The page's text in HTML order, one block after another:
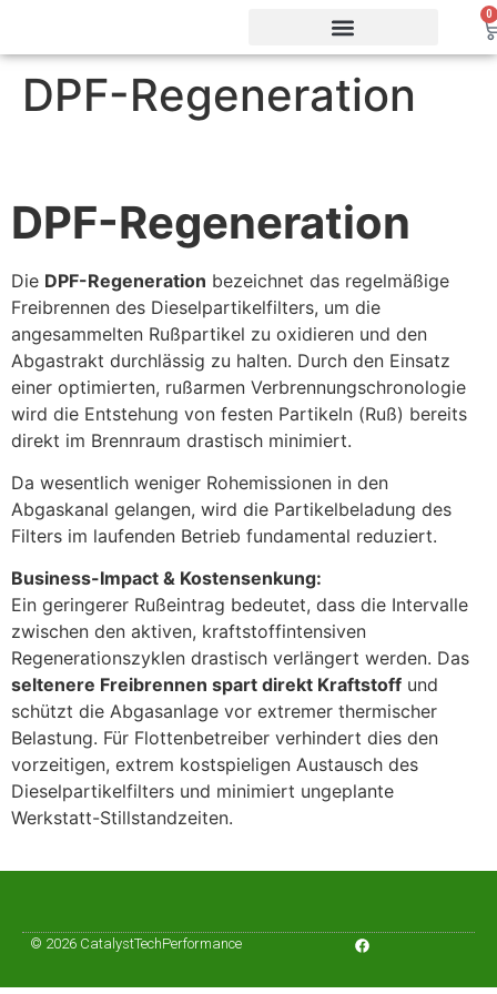
0
DPF-Regeneration
DPF-Regeneration
Die DPF-Regeneration bezeichnet das regelmäßige
Freibrennen des Dieselpartikelfilters, um die
angesammelten Rußpartikel zu oxidieren und den
Abgastrakt durchlässig zu halten. Durch den Einsatz
einer optimierten, rußarmen Verbrennungschronologie
wird die Entstehung von festen Partikeln (Ruß) bereits
direkt im Brennraum drastisch minimiert.
Da wesentlich weniger Rohemissionen in den
Abgaskanal gelangen, wird die Partikelbeladung des
Filters im laufenden Betrieb fundamental reduziert.
Business-Impact & Kostensenkung:
Ein geringerer Rußeintrag bedeutet, dass die Intervalle
zwischen den aktiven, kraftstoffintensiven
Regenerationszyklen drastisch verlängert werden. Das
seltenere Freibrennen spart direkt Kraftstoff und
schützt die Abgasanlage vor extremer thermischer
Belastung. Für Flottenbetreiber verhindert dies den
vorzeitigen, extrem kostspieligen Austausch des
Dieselpartikelfilters und minimiert ungeplante
Werkstatt-Stillstandzeiten.
© 2026 CatalystTechPerformance